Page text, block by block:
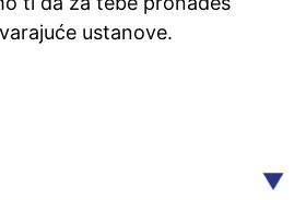
ustanove.